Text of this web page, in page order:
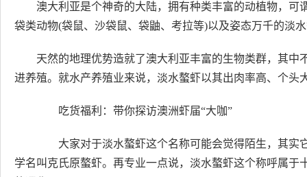
澳大利亚是个神奇的大陆，拥有种类丰富的动植物，可
袋类动物(袋鼠、沙袋鼠、袋鼬、考拉等)以及姿态万千的淡
天然的地理优势造就了澳大利亚丰富的生物类群，其
进养殖。就水产养殖业来说，淡水螯虾以其出肉率高、个头
吃货福利：带你探访澳洲虾届“大咖”
大家对于淡水螯虾这个名称可能会觉得陌生，其实
学名叫克氏原螯虾。再专业一点说，淡水螯虾这个称呼属于